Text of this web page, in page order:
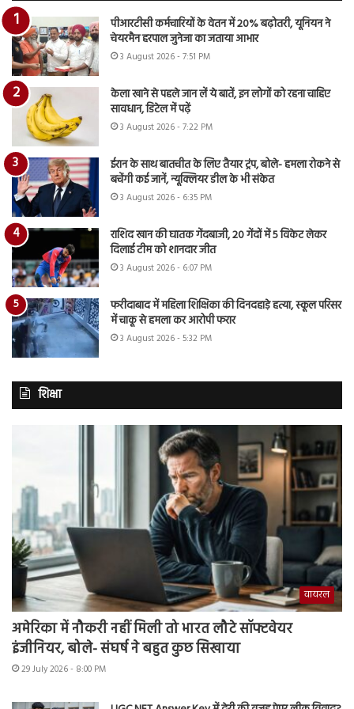
पीआरटीसी कर्मचारियों के वेतन में 20% बढ़ोतरी, यूनियन ने
चेयरमैन हरपाल जुनेजा का जताया आभार
3 August 2026 - 7:51 PM
केला खाने से पहले जान लें ये बातें, इन लोगों को रहना चाहिए
सावधान, डिटेल में पढ़ें
3 August 2026 - 7:22 PM
ईरान के साथ बातचीत के लिए तैयार ट्रंप, बोले- हमला रोकने से
बचेंगी कई जानें, न्यूक्लियर डील के भी संकेत
3 August 2026 - 6:35 PM
राशिद खान की घातक गेंदबाजी, 20 गेंदों में 5 विकेट लेकर
दिलाई टीम को शानदार जीत
3 August 2026 - 6:07 PM
फरीदाबाद में महिला शिक्षिका की दिनदहाड़े हत्या, स्कूल परिसर
में चाकू से हमला कर आरोपी फरार
3 August 2026 - 5:32 PM
शिक्षा
वायरल
अमेरिका में नौकरी नहीं मिली तो भारत लौटे सॉफ्टवेयर
इंजीनियर, बोले- संघर्ष ने बहुत कुछ सिखाया
29 July 2026 - 8:00 PM